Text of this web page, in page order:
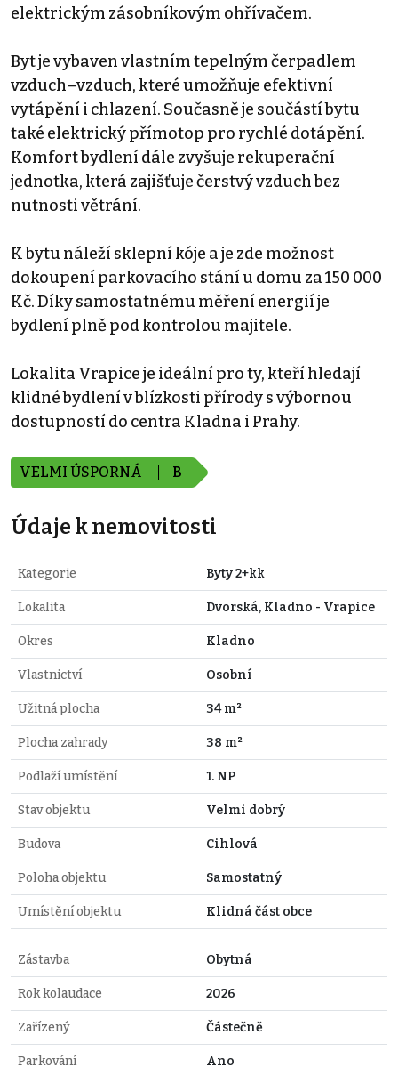
elektrickým zásobníkovým ohřívačem.
Byt je vybaven vlastním tepelným čerpadlem
vzduch–vzduch, které umožňuje efektivní
vytápění i chlazení. Současně je součástí bytu
také elektrický přímotop pro rychlé dotápění.
Komfort bydlení dále zvyšuje rekuperační
jednotka, která zajišťuje čerstvý vzduch bez
nutnosti větrání.
K bytu náleží sklepní kóje a je zde možnost
dokoupení parkovacího stání u domu za 150 000
Kč. Díky samostatnému měření energií je
bydlení plně pod kontrolou majitele.
Lokalita Vrapice je ideální pro ty, kteří hledají
klidné bydlení v blízkosti přírody s výbornou
dostupností do centra Kladna i Prahy.
VELMI ÚSPORNÁ B
Údaje k nemovitosti
Kategorie Byty 2+kk
Lokalita Dvorská, Kladno - Vrapice
Okres Kladno
Vlastnictví Osobní
Užitná plocha 34 m²
Plocha zahrady 38 m²
Podlaží umístění 1. NP
Stav objektu Velmi dobrý
Budova Cihlová
Poloha objektu Samostatný
Umístění objektu Klidná část obce
Zástavba Obytná
Rok kolaudace 2026
Zařízený Částečně
Parkování Ano